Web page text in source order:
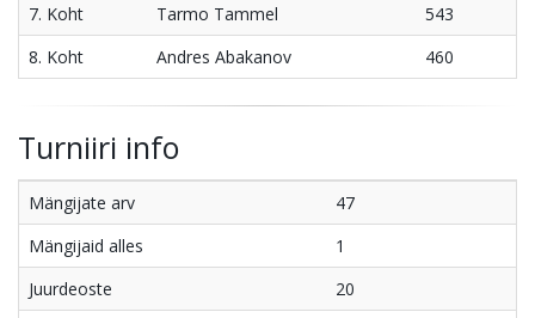
7. Koht
Tarmo Tammel
543
8. Koht
Andres Abakanov 460
Turniiri info
Mängijate arv
47
Mängijaid alles
1
Juurdeoste
20